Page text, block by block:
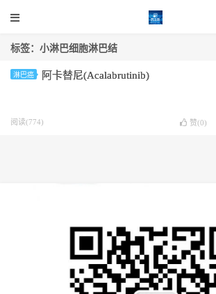
标签：小淋巴细胞淋巴结
淋巴癌 阿卡替尼(Acalabrutinib)
阅读(774) 赞(0)